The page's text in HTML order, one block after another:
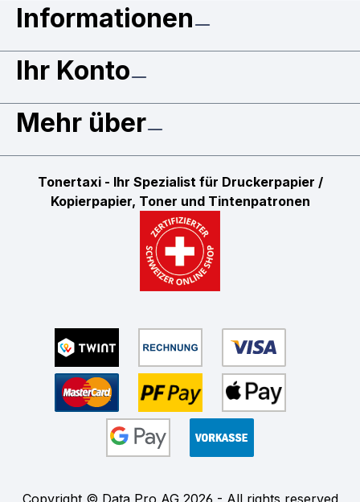
Informationen
Ihr Konto
Mehr über
Tonertaxi - Ihr Spezialist für Druckerpapier /
Kopierpapier, Toner und Tintenpatronen